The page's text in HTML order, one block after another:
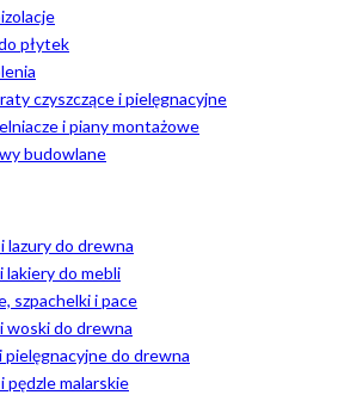
płytek
czyszczące i pielęgnacyjne
i piany montażowe
budowlane
lazury do drewna
lakiery do mebli
szpachelki i pace
woski do drewna
pielęgnacyjne do drewna
pędzle malarskie